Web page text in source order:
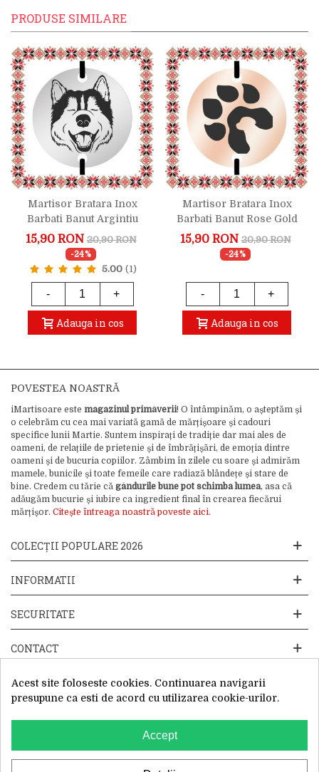
PRODUSE SIMILARE
Martisor Bratara Inox
Barbati Banut Argintiu
Husky Zambaret
15,90 RON 20,90 RON
-24%
5.00 (1)
- +
Adauga in cos
Martisor Bratara Inox
Barbati Banut Rose Gold
Iubitor De Catei
15,90 RON 20,90 RON
-24%
- +
Adauga in cos
POVESTEA NOASTRĂ
iMartisoare este magazinul primăverii! O întâmpinăm, o așteptăm și
o celebrăm cu cea mai variată gamă de mărțișoare și cadouri
specifice lunii Martie. Suntem inspirați de tradiție dar mai ales de
oameni, de relațiile de prietenie și de îmbrățișări, de emoția dintre
oameni și de bucuria copiilor. Zâmbim în zilele cu soare și admirăm
mamele, bunicile și toate femeile care radiază blândețe și stare de
bine. Credem cu tărie că gândurile bune pot schimba lumea, asa că
adăugăm bucurie și iubire ca ingredient final în crearea fiecărui
mărțișor. Citește întreaga noastră poveste aici.
COLECȚII POPULARE 2026
INFORMATII
SECURITATE
CONTACT
Website operat de: Primavara in dar SRL, Cod Fiscal: 52428019, Reg.
Com: J2025066115002, Sediu Social:Sos. Unirii 201-203C, Caciulati,
Acest site foloseste cookies. Continuarea navigarii
presupune ca esti de acord cu utilizarea cookie-urilor.
Accept